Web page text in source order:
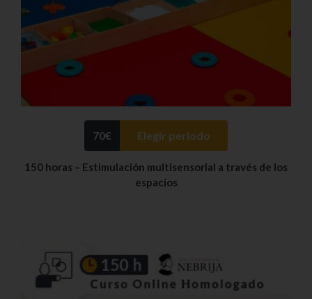
70€ Elegir periodo
150 horas – Estimulación multisensorial a través de los
espacios